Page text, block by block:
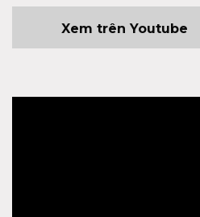
Xem trên Youtube